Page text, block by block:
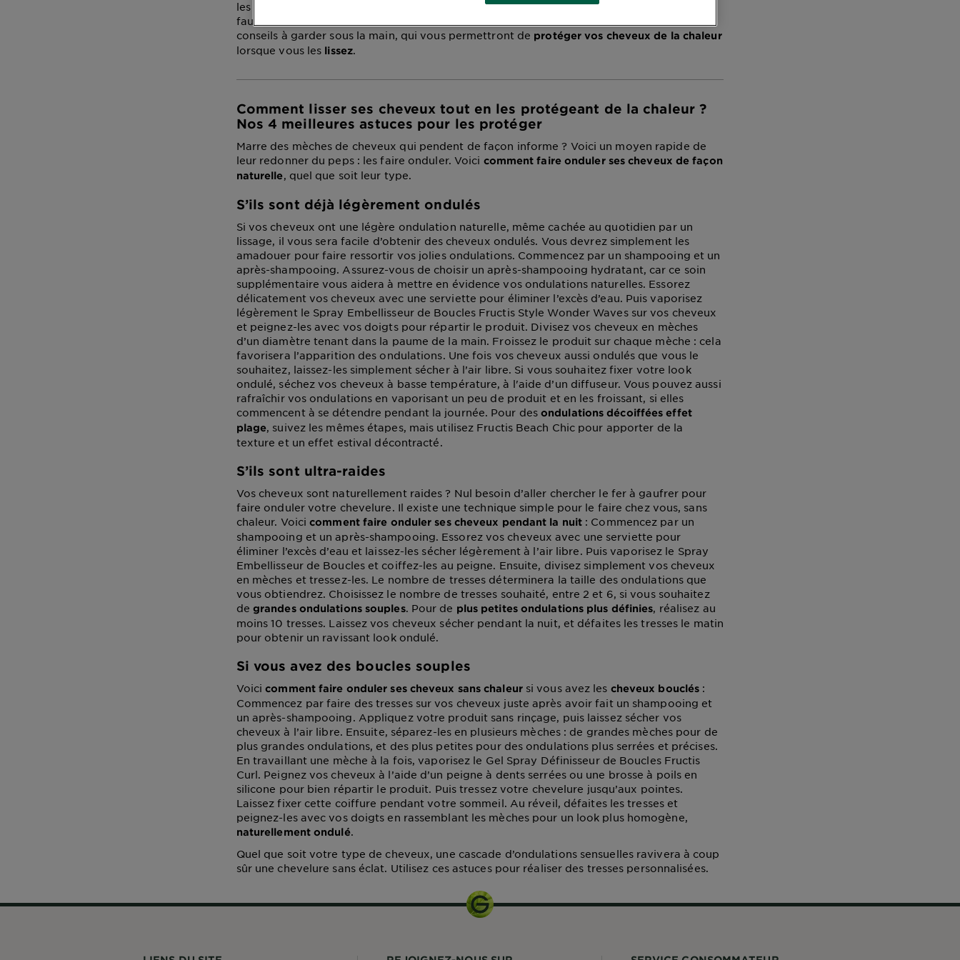
les protégeant de la chaleur ? Il s’avère que pour protéger votre chevelure de la chaleur, il
faut trouver l’équilibre entre les bons produits et la méthode adéquate. Voici quatre
conseils à garder sous la main, qui vous permettront de protéger vos cheveux de la chaleur
lorsque vous les lissez.
Comment lisser ses cheveux tout en les protégeant de la chaleur ?
Nos 4 meilleures astuces pour les protéger
Marre des mèches de cheveux qui pendent de façon informe ? Voici un moyen rapide de
leur redonner du peps : les faire onduler. Voici comment faire onduler ses cheveux de façon
naturelle, quel que soit leur type.
S’ils sont déjà légèrement ondulés
Si vos cheveux ont une légère ondulation naturelle, même cachée au quotidien par un
lissage, il vous sera facile d’obtenir des cheveux ondulés. Vous devrez simplement les
amadouer pour faire ressortir vos jolies ondulations. Commencez par un shampooing et un
après-shampooing. Assurez-vous de choisir un après-shampooing hydratant, car ce soin
supplémentaire vous aidera à mettre en évidence vos ondulations naturelles. Essorez
délicatement vos cheveux avec une serviette pour éliminer l’excès d’eau. Puis vaporisez
légèrement le Spray Embellisseur de Boucles Fructis Style Wonder Waves sur vos cheveux
et peignez-les avec vos doigts pour répartir le produit. Divisez vos cheveux en mèches
d’un diamètre tenant dans la paume de la main. Froissez le produit sur chaque mèche : cela
favorisera l’apparition des ondulations. Une fois vos cheveux aussi ondulés que vous le
souhaitez, laissez-les simplement sécher à l’air libre. Si vous souhaitez fixer votre look
ondulé, séchez vos cheveux à basse température, à l'aide d’un diffuseur. Vous pouvez aussi
rafraîchir vos ondulations en vaporisant un peu de produit et en les froissant, si elles
commencent à se détendre pendant la journée. Pour desondulations décoiffées effet
plage, suivez les mêmes étapes, mais utilisez Fructis Beach Chic pour apporter de la
texture et un effet estival décontracté.
S’ils sont ultra-raides
Vos cheveux sont naturellement raides ? Nul besoin d’aller chercher le fer à gaufrer pour
faire onduler votre chevelure. Il existe une technique simple pour le faire chez vous, sans
chaleur. Voicicomment faire onduler ses cheveux pendant la nuit : Commencez par un
shampooing et un après-shampooing. Essorez vos cheveux avec une serviette pour
éliminer l’excès d’eau et laissez-les sécher légèrement à l’air libre. Puis vaporisez le Spray
Embellisseur de Boucles et coiffez-les au peigne. Ensuite, divisez simplement vos cheveux
en mèches et tressez-les. Le nombre de tresses déterminera la taille des ondulations que
vous obtiendrez. Choisissez le nombre de tresses souhaité, entre 2 et 6, si vous souhaitez
de grandes ondulations souples. Pour de plus petites ondulations plus définies, réalisez au
moins 10 tresses. Laissez vos cheveux sécher pendant la nuit, et défaites les tresses le matin
pour obtenir un ravissant look ondulé.
Si vous avez des boucles souples
Voicicomment faire onduler ses cheveux sans chaleursi vous avez les cheveux bouclés :
Commencez par faire des tresses sur vos cheveux juste après avoir fait un shampooing et
un après-shampooing. Appliquez votre produit sans rinçage, puis laissez sécher vos
cheveux à l’air libre. Ensuite, séparez-les en plusieurs mèches : de grandes mèches pour de
plus grandes ondulations, et des plus petites pour des ondulations plus serrées et précises.
En travaillant une mèche à la fois, vaporisez le Gel Spray Définisseur de Boucles Fructis
Curl. Peignez vos cheveux à l’aide d’un peigne à dents serrées ou une brosse à poils en
silicone pour bien répartir le produit. Puis tressez votre chevelure jusqu’aux pointes.
Laissez fixer cette coiffure pendant votre sommeil. Au réveil, défaites les tresses et
peignez-les avec vos doigts en rassemblant les mèches pour un look plus homogène,
naturellement ondulé.
Quel que soit votre type de cheveux, une cascade d’ondulations sensuelles ravivera à coup
sûr une chevelure sans éclat. Utilisez ces astuces pour réaliser des tresses personnalisées.